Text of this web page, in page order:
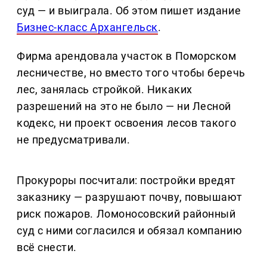
суд — и выиграла. Об этом пишет издание
Бизнес-класс Архангельск.
Фирма арендовала участок в Поморском
лесничестве, но вместо того чтобы беречь
лес, занялась стройкой. Никаких
разрешений на это не было — ни Лесной
кодекс, ни проект освоения лесов такого
не предусматривали.
Прокуроры посчитали: постройки вредят
заказнику — разрушают почву, повышают
риск пожаров. Ломоносовский районный
суд с ними согласился и обязал компанию
всё снести.